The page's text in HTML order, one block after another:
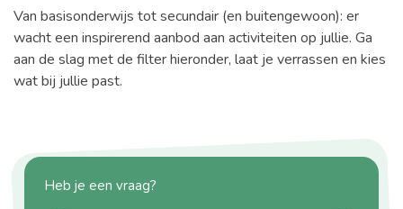
Van basisonderwijs tot secundair (en buitengewoon): er
wacht een inspirerend aanbod aan activiteiten op jullie. Ga
aan de slag met de filter hieronder, laat je verrassen en kies
wat bij jullie past.
Heb je een vraag?